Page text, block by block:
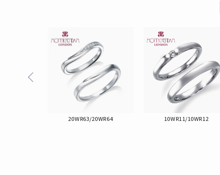
20WR63/20WR64 10WR11/10WR12